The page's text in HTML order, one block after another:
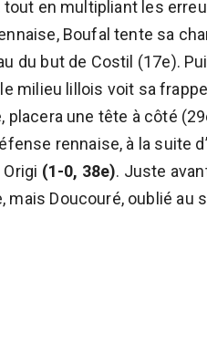
tout en multipliant les
Boufal tente sa
du but de Costil (17e).
milieu lillois voit sa
placera une tête à côté
rennaise, à la suite
(1-0, 38e). Juste
mais Doucouré, oublié